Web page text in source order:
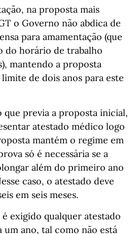
na proposta mais
o Governo não abdica de
para amamentação (que
do horário de trabalho
mantendo a proposta
de dois anos para este
previa a proposta inicial,
atestado médico logo
mantém o regime em
só é necessária se a
além do primeiro ano
caso, o atestado deve
em seis meses.
exigido qualquer atestado
um ano, tal como não está